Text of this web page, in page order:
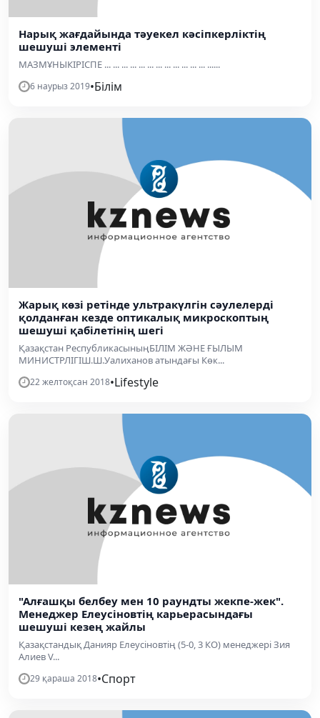
Нарық жағдайында тәуекел кәсіпкерліктің
шешуші элементі
МАЗМҰНЫКІРІСПЕ ... ... ... ... ... ... ... ... ... ... ... ... ......
6 наурыз 2019•Білім
Жарық көзі ретінде ультракүлгін сәулелерді
қолданған кезде оптикалық микроскоптың
шешуші қабілетінің шегі
Қазақстан РеспубликасыныңБІЛІМ ЖӘНЕ ҒЫЛЫМ
МИНИСТРЛІГІШ.Ш.Уалиханов атындағы Көк...
22 желтоқсан 2018•Lifestyle
"Алғашқы белбеу мен 10 раундты жекпе-жек".
Менеджер Елеусіновтің карьерасындағы
шешуші кезең жайлы
Қазақстандық Данияр Елеусіновтің (5-0, 3 КО) менеджері Зия
Алиев V...
29 қараша 2018•Спорт